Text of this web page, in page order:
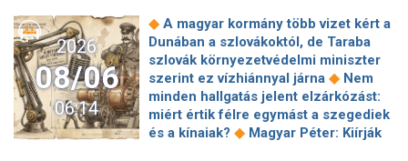
államfőjelöltjéről◆Egyre inkább az
agglomerációt választják a főváros
helyett, akik százmilliónál többért
vennének lakást◆Robbanószereket
találtak Budapesten, péntek hajnalban
több helyszínt is lezárnak◆Calcio:
mintha Michelangelo zsírkrétával
kötött szerződéseket a HM cége a
Lounge Eventtel, a miniszter
feljelentést tett
◆Orbán Anita
megkérte a szlovák kormányt, hogy
segítse a magyar vízellátást ◆ Forró
augusztus: gátja lehet az uniós
források hazahozatalának az
Alkotmánybíróság?◆ Török Gábor: Ez
2026
08/06
06:14
◆ A magyar kormány több vizet kért a
Dunában a szlovákoktól, de Taraba
szlovák környezetvédelmi miniszter
szerint ez vízhiánnyal járna ◆ Nem
minden hallgatás jelent elzárkózást:
miért értik félre egymást a szegediek
és a kínaiak? ◆ Magyar Péter: Kiírják